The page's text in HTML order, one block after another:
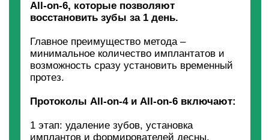
В YES СТОМАТОЛОГИИ ЛОПАТИНО